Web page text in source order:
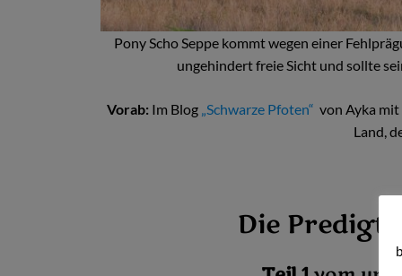
Pony Scho Seppe kommt wegen einer
ungehindert freie Sicht und sollte
Vorab: Im Blog „Schwarze Pfoten“ von Ayka mit
Land,
Die Predigt